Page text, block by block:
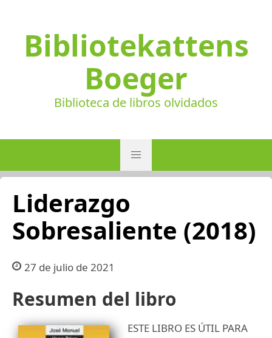
Bibliotekattens
Boeger
Biblioteca de libros olvidados
Liderazgo
Sobresaliente (2018)
27 de julio de 2021
Resumen del libro
ESTE LIBRO ES ÚTIL PARA